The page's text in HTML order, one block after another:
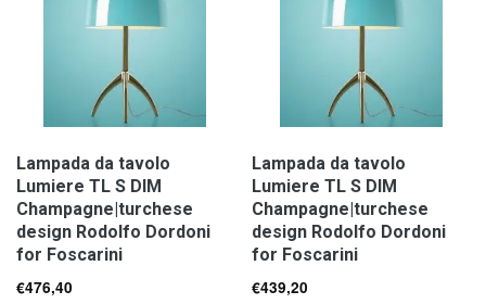
Lampada da tavolo
Lumiere TL S DIM
Champagne|turchese
design Rodolfo Dordoni
for Foscarini
€476,40
Lampada da tavolo
Lumiere TL S DIM
Champagne|turchese
design Rodolfo Dordoni
for Foscarini
€439,20